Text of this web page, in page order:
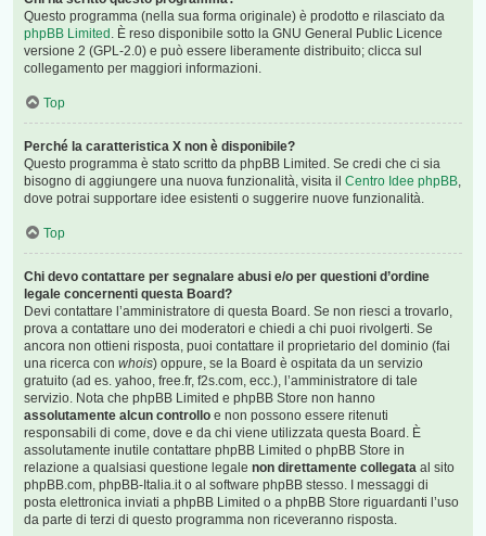
Questo programma (nella sua forma originale) è prodotto e rilasciato da
phpBB Limited . È reso disponibile sotto la GNU General Public Licence
versione 2 (GPL-2.0) e può essere liberamente distribuito; clicca sul
collegamento per maggiori informazioni.
Top
Perché la caratteristica X non è disponibile?
Questo programma è stato scritto da phpBB Limited. Se credi che ci sia
bisogno di aggiungere una nuova funzionalità, visita il Centro Idee phpBB,
dove potrai supportare idee esistenti o suggerire nuove funzionalità.
Top
Chi devo contattare per segnalare abusi e/o per questioni d’ordine
legale concernenti questa Board?
Devi contattare l’amministratore di questa Board. Se non riesci a trovarlo,
prova a contattare uno dei moderatori e chiedi a chi puoi rivolgerti. Se
ancora non ottieni risposta, puoi contattare il proprietario del dominio (fai
una ricerca con whois) oppure, se la Board è ospitata da un servizio
gratuito (ad es. yahoo, free.fr, f2s.com, ecc.), l’amministratore di tale
servizio. Nota che phpBB Limited e phpBB Store non hanno
assolutamente alcun controllo e non possono essere ritenuti
responsabili di come, dove e da chi viene utilizzata questa Board. È
assolutamente inutile contattare phpBB Limited o phpBB Store in
relazione a qualsiasi questione legale non direttamente collegata al sito
phpBB.com, phpBB-Italia.it o al software phpBB stesso. I messaggi di
posta elettronica inviati a phpBB Limited o a phpBB Store riguardanti l’uso
da parte di terzi di questo programma non riceveranno risposta.